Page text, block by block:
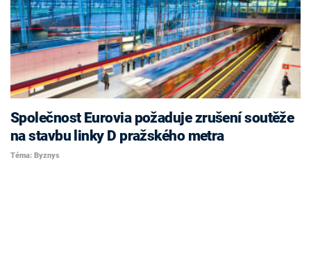
Společnost Eurovia požaduje zrušení soutěže
na stavbu linky D pražského metra
Téma: Byznys